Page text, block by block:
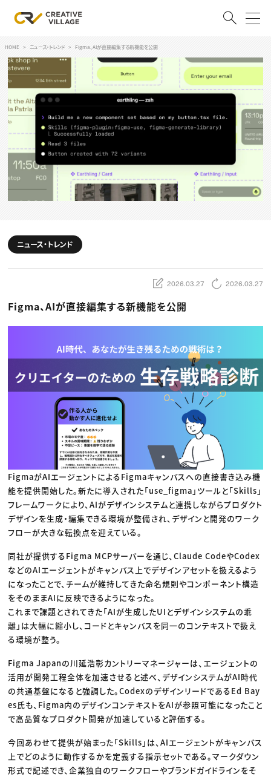
ACCOUNT
ログイン 会員登録
クリエイター求人を探す
CREATIVE JOB求人検索
特集求人
採用説明会
転職支援サービス
スキルアップしたい！ トップ
デザイン
動画配信・映像制作
ディレクション
業界解説・キャリア事情
TOP Creator’s コラム
ゲームクリエイター
映像クリエイター
マーケッター
C＆R Magazine
ニュース・トレンド
映像
広告
出版
CREATIVE VILLAGEからのお知らせ
プロフェッショナル×つながる×メディア
HOME ニュース・トレンド Figma、AIが直接編集する新機能を公開
ニュース・トレンド
2026.03.27 2026.03.27
Figma、AIが直接編集する新機能を公開
FigmaがAIエージェントによるFigmaキャンバスへの直接書き込み機
能を提供開始した。新たに導入された「use_figma」ツールと「Skills」
フレームワークにより、AIがデザインシステムと連携しながらプロダクト
デザインを生成・編集できる環境が整備され、デザインと開発のワーク
フローが大きな転換点を迎えている。
同社が提供するFigma MCPサーバーを通じ、Claude CodeやCodex
などのAIエージェントがキャンバス上でデザインアセットを扱えるよう
になったことで、チームが維持してきた命名規則やコンポーネント構造
をそのままAIに反映できるようになった。
これまで課題とされてきた「AIが生成したUIとデザインシステムの乖
離」は大幅に縮小し、コードとキャンバスを同一のコンテキストで扱え
る環境が整う。
Figma Japanの川延浩彰カントリーマネージャーは、エージェントの
活用が開発工程全体を加速させると述べ、デザインシステムがAI時代
の共通基盤になると強調した。CodexのデザインリードであるEd Bay
es氏も、Figma内のデザインコンテキストをAIが参照可能になったこと
で高品質なプロダクト開発が加速していると評価する。
今回あわせて提供が始まった「Skills」は、AIエージェントがキャンバス
上でどのように動作するかを定義する指示セットである。マークダウン
形式で記述でき、企業独自のワークフローやブランドガイドラインをそ